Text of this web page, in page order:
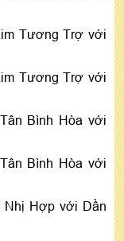
Tương Trợ với
Tương Trợ với
Bình Hòa với
Bình Hòa với
Hợp với Dần